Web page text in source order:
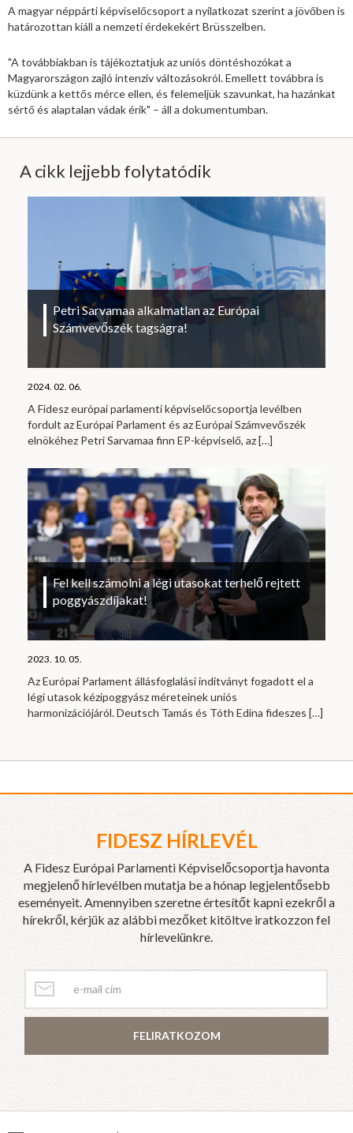
A magyar néppárti képviselőcsoport a nyilatkozat szerint a jövőben is
határozottan kiáll a nemzeti érdekekért Brüsszelben.
"A továbbiakban is tájékoztatjuk az uniós döntéshozókat a
Magyarországon zajló intenzív változásokról. Emellett továbbra is
küzdünk a kettős mérce ellen, és felemeljük szavunkat, ha hazánkat
sértő és alaptalan vádak érik" – áll a dokumentumban.
A cikk lejjebb folytatódik
Petri Sarvamaa alkalmatlan az Európai
Számvevőszék tagságra!
2024. 02. 06.
A Fidesz európai parlamenti képviselőcsoportja levélben
fordult az Európai Parlament és az Európai Számvevőszék
elnökéhez Petri Sarvamaa finn EP-képviselő, az[…]
Fel kell számolni a légi utasokat terhelő rejtett
poggyászdíjakat!
2023. 10. 05.
Az Európai Parlament állásfoglalási indítványt fogadott el a
légi utasok kézipoggyász méreteinek uniós
harmonizációjáról. Deutsch Tamás és Tóth Edina fideszes […]
FIDESZ HÍRLEVÉL
A Fidesz Európai Parlamenti Képviselőcsoportja havonta
megjelenő hírlevélben mutatja be a hónap legjelentősebb
eseményeit. Amennyiben szeretne értesítőt kapni ezekről a
hírekről, kérjük az alábbi mezőket kitöltve iratkozzon fel
hírlevelünkre.
FELIRATKOZOM